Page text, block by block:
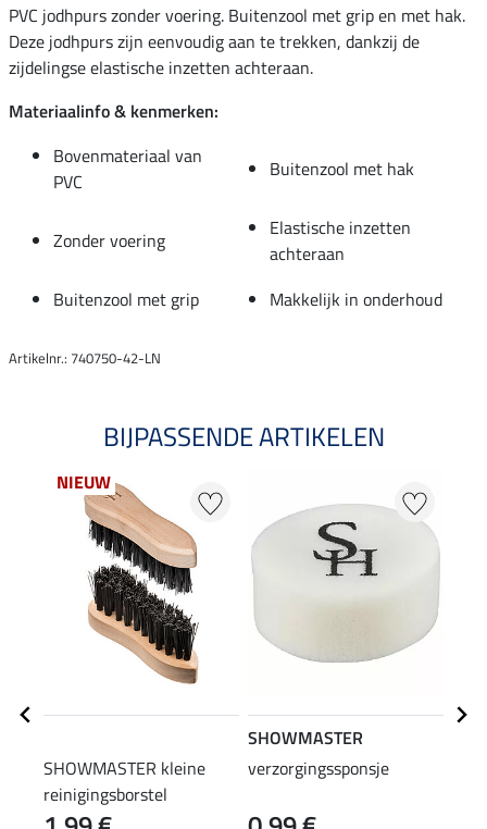
PVC jodhpurs zonder voering. Buitenzool met grip en met hak.
Deze jodhpurs zijn eenvoudig aan te trekken, dankzij de
zijdelingse elastische inzetten achteraan.
Materiaalinfo & kenmerken:
Bovenmateriaal van
PVC
Buitenzool met hak
Zonder voering
Elastische inzetten
achteraan
Buitenzool met grip
Makkelijk in onderhoud
Artikelnr.: 740750-42-LN
BIJPASSENDE ARTIKELEN
NIEUW
SHOWMASTER kleine
reinigingsborstel
SHOWMASTER
verzorgingssponsje